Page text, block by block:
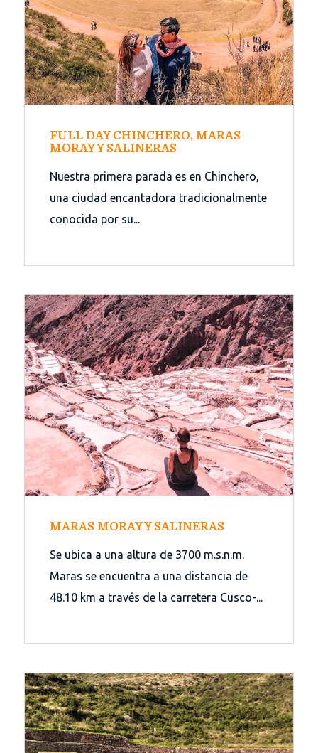
FULL DAY CHINCHERO, MARAS
MORAY Y SALINERAS
Nuestra primera parada es en Chinchero,
una ciudad encantadora tradicionalmente
conocida por su...
MARAS MORAY Y SALINERAS
Se ubica a una altura de 3700 m.s.n.m.
Maras se encuentra a una distancia de
48.10 km a través de la carretera Cusco-...